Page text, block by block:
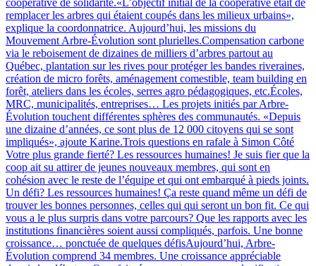
coopérative de solidarité.«L’objectif initial de la coopérative était de
remplacer les arbres qui étaient coupés dans les milieux urbains»,
explique la coordonnatrice. Aujourd’hui, les missions du
Mouvement Arbre-Évolution sont plurielles.Compensation carbone
via le reboisement de dizaines de milliers d’arbres partout au
Québec, plantation sur les rives pour protéger les bandes riveraines,
création de micro forêts, aménagement comestible, team building en
forêt, ateliers dans les écoles, serres agro pédagogiques, etc.Écoles,
MRC, municipalités, entreprises… Les projets initiés par Arbre-
Évolution touchent différentes sphères des communautés. «Depuis
une dizaine d’années, ce sont plus de 12 000 citoyens qui se sont
impliqués», ajoute Karine.Trois questions en rafale à Simon Côté
Votre plus grande fierté? Les ressources humaines! Je suis fier que la
coop ait su attirer de jeunes nouveaux membres, qui sont en
cohésion avec le reste de l’équipe et qui ont embarqué à pieds joints.
Un défi? Les ressources humaines! Ça reste quand même un défi de
trouver les bonnes personnes, celles qui qui seront un bon fit. Ce qui
vous a le plus surpris dans votre parcours? Que les rapports avec les
institutions financières soient aussi compliqués, parfois. Une bonne
croissance… ponctuée de quelques défisAujourd’hui, Arbre-
Évolution comprend 34 membres. Une croissance appréciable